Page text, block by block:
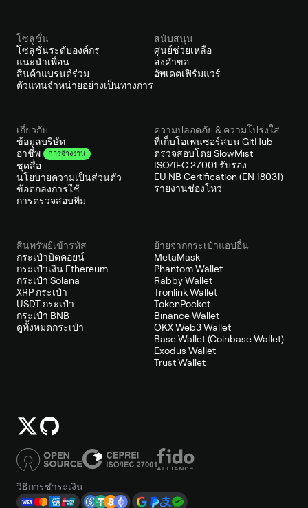
โซลูชั่น
โซลูชั่นระดับองค์กร
แนะนำเพื่อน
สินค้าแบรนด์ร่วม
ตัวแทนจำหน่ายอย่างเป็นทางการ
สนับสนุน
ศูนย์ช่วยเหลือ
ส่งคำขอ
อัพเดตเฟิร์มแวร์
เกี่ยวกับ
ข้อมูลบริษัท
อาชีพ
การจ้างงาน
ชุดสื่อ
นโยบายความเป็นส่วนตัว
ข้อตกลงการใช้
การตรวจสอบทีม
ความปลอดภัย & ความโปร่งใส
ที่เก็บโอเพนซอร์สบน GitHub
ตรวจสอบโดย SlowMist
ISO/IEC 27001 รับรอง
EU NB Certification (EN 18031)
รายงานช่องโหว่
สินทรัพย์เข้ารหัส
กระเป๋าบิตคอยน์
กระเป๋าเงิน Ethereum
กระเป๋า Solana
XRP กระเป๋า
USDT กระเป๋า
กระเป๋า BNB
ดูทั้งหมดกระเป๋า
ย้ายจากกระเป๋าแอปอื่น
MetaMask
Phantom Wallet
Rabby Wallet
Tronlink Wallet
TokenPocket
Binance Wallet
OKX Web3 Wallet
Base Wallet (Coinbase Wallet)
Exodus Wallet
Trust Wallet
วิธีการชำระเงิน